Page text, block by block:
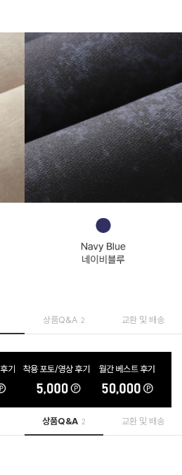
상품Q&A 2 교환 및 배송
상품Q&A 2 교환 및 배송